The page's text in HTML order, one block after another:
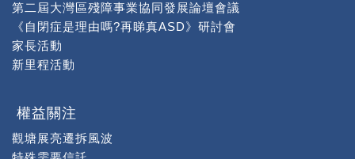
第二屆大灣區殘障事業協同發展論壇會議
《自閉症是理由嗎?再睇真ASD》研討會
家長活動
新里程活動
權益關注
觀塘展亮遷拆風波